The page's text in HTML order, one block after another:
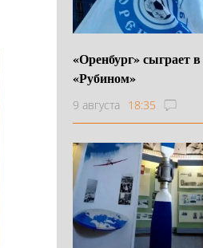
«Оренбург» сыграет
«Рубином»
9 августа 18:35